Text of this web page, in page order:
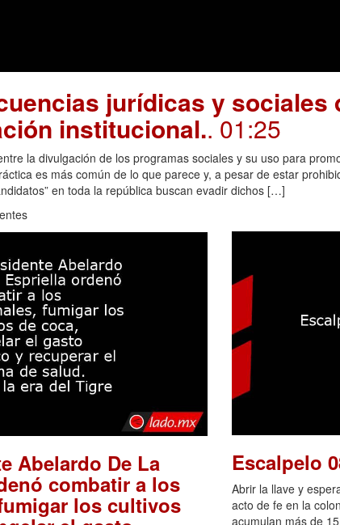
jurídicas y sociales
institucional.. 01:25
la divulgación de los programas sociales y su uso para
es más común de lo que parece y, a pesar de estar
en toda la república buscan evadir dichos […]
Abelardo De La
combatir a los
los cultivos
Escalpelo
Abrir la llave y
acto de fe en la
acumulan más de